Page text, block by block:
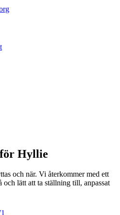
Hyllie
och när. Vi återkommer med ett
och lätt att ta ställning till, anpassat